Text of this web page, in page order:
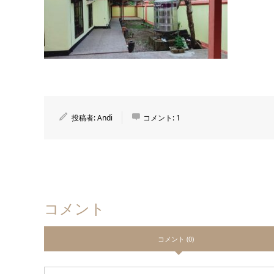
投稿者:Andi コメント: 1
コメント
コメント (0)